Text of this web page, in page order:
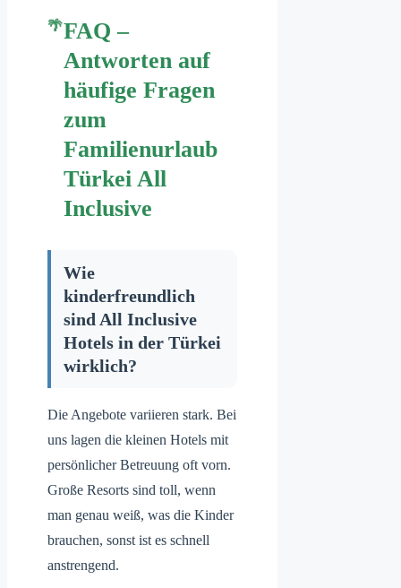
FAQ –
Antworten auf
häufige Fragen
zum
Familienurlaub
Türkei All
Inclusive
Wie
kinderfreundlich
sind All Inclusive
Hotels in der Türkei
wirklich?
Die Angebote variieren stark. Bei
uns lagen die kleinen Hotels mit
persönlicher Betreuung oft vorn.
Große Resorts sind toll, wenn
man genau weiß, was die Kinder
brauchen, sonst ist es schnell
anstrengend.